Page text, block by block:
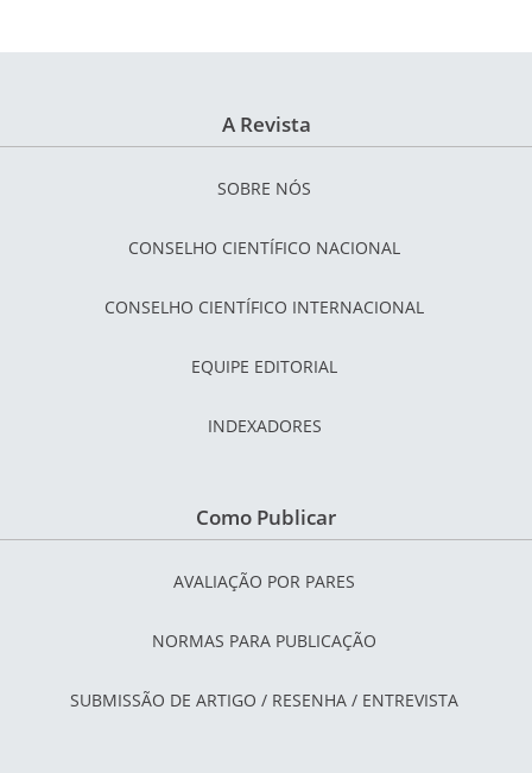
A Revista
SOBRE NÓS
CONSELHO CIENTÍFICO NACIONAL
CONSELHO CIENTÍFICO INTERNACIONAL
EQUIPE EDITORIAL
INDEXADORES
Como Publicar
AVALIAÇÃO POR PARES
NORMAS PARA PUBLICAÇÃO
SUBMISSÃO DE ARTIGO / RESENHA / ENTREVISTA